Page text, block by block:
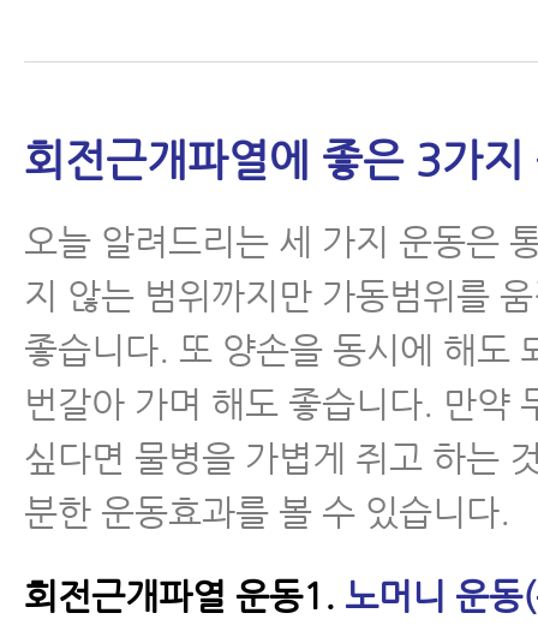
회전근개파열에 좋은 3가지
오늘 알려드리는 세 가지 운동은
지 않는 범위까지만 가동범위를
좋습니다. 또 양손을 동시에 해도
번갈아 가며 해도 좋습니다. 만약
싶다면 물병을 가볍게 쥐고 하는
분한 운동효과를 볼 수 있습니다.
회전근개파열 운동1. 노머니 운동